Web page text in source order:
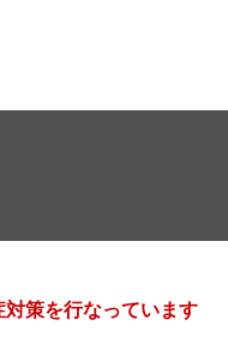
策を行なっています